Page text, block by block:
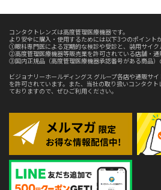
コンタクトレンズは高度管理医療機器です。
より安全に購入・使用するためには以下3つのポイント
①眼科専門医による定期的な検診や受診と、装用サイ
②高度管理医療機器等販売業を許可されている店舗・通
③国内正規品（高度管理医療機器承認番号がある商品）
ビジョナリーホールディングス グループ各店や通販サ
を許可されています。また、当社の取り扱いコンタク
ておりますので、ぜひご利用ください。